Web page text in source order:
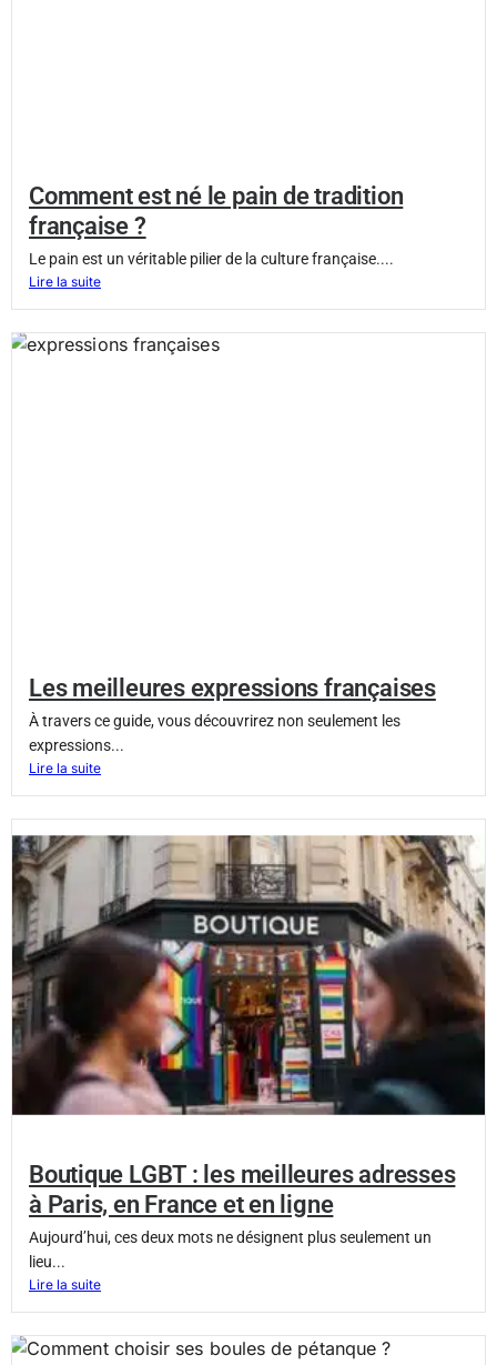
Comment est né le pain de tradition
française ?
Le pain est un véritable pilier de la culture française....
Lire la suite
Les meilleures expressions françaises
À travers ce guide, vous découvrirez non seulement les
expressions...
Lire la suite
Boutique LGBT : les meilleures adresses
à Paris, en France et en ligne
Aujourd’hui, ces deux mots ne désignent plus seulement un
lieu...
Lire la suite